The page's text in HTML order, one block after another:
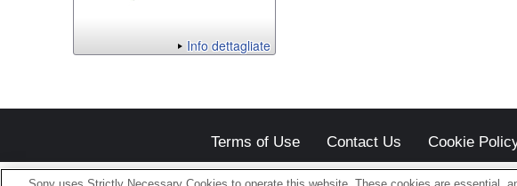
Info dettagliate
Terms of Use Contact Us Cookie